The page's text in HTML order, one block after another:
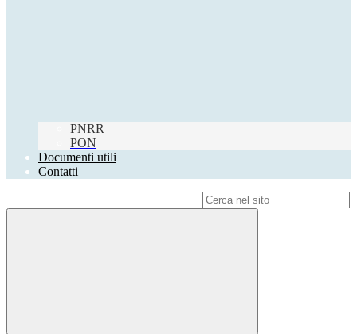
PNRR
PON
Documenti utili
Contatti